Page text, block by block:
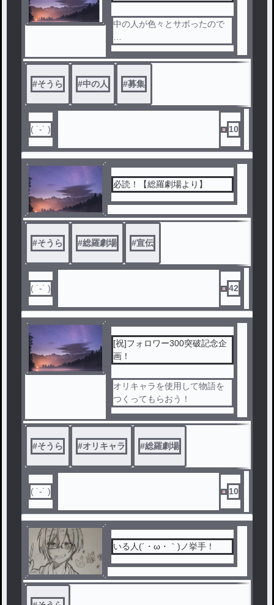
中の人が色々とサボったので
#そうら #中の人 #募集
( ˙-˙ ) 10
必読！【総羅劇場より】
#そうら #総羅劇場 #宣伝
( ˙-˙ ) 42
[祝]フォロワー300突破記念企
画！
オリキャラを使用して物語を
つくってもらおう！
#そうら #オリキャラ #総羅劇場
( ˙-˙ ) 10
いる人(´・ω・｀)ノ挙手！